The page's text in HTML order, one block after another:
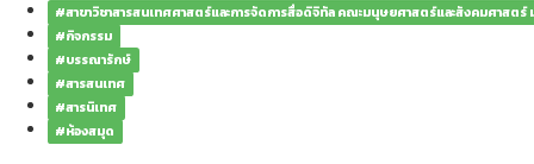
#สาขาวิชาสารสนเทศศาสตร์และการจัดการสื่อดิจิทัล คณะมนุษยศาสตร์และสังคมศาสตร์
#กิจกรรม
#บรรณารักษ์
#สารสนเทศ
#สารนิเทศ
#ห้องสมุด